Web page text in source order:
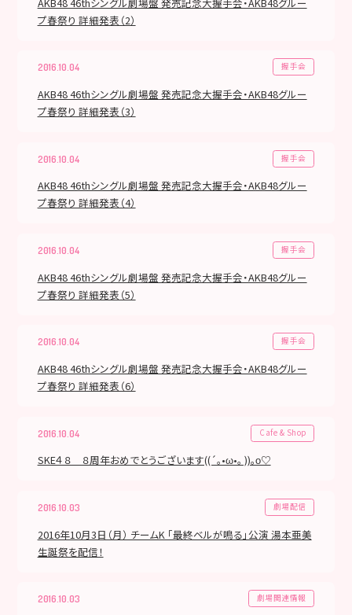
プ春祭り 詳細発表（2）
2016.10.04 握手会
AKB48 46thシングル劇場盤 発売記念大握手会・AKB48グルー
プ春祭り 詳細発表（3）
2016.10.04 握手会
AKB48 46thシングル劇場盤 発売記念大握手会・AKB48グルー
プ春祭り 詳細発表（4）
2016.10.04 握手会
AKB48 46thシングル劇場盤 発売記念大握手会・AKB48グルー
プ春祭り 詳細発表（5）
2016.10.04 握手会
AKB48 46thシングル劇場盤 発売記念大握手会・AKB48グルー
プ春祭り 詳細発表（6）
2016.10.04 Cafe & Shop
SKE４８ ８周年おめでとうございます((´｡•ω•｡ ))｡ο♡
2016.10.03 劇場配信
2016年10月3日（月） チームK 「最終ベルが鳴る」公演 湯本亜美
生誕祭を配信！
2016.10.03 劇場関連情報